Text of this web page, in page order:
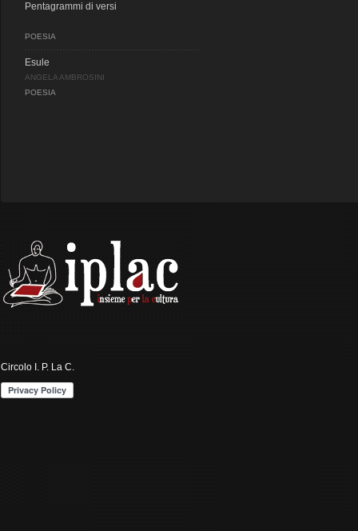
Pentagrammi di versi
POESIA
Esule
ANGELA AMBROSINI
POESIA
Circolo I. P. La C.